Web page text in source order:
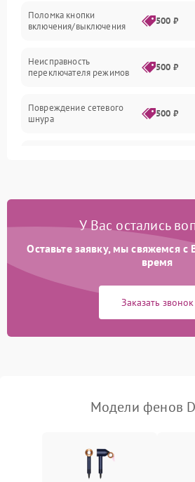
Поломка кнопки
включения/выключения
500 ₽
Неисправность
переключателя режимов
500 ₽
Повреждение сетевого
шнура
500 ₽
Неисправность системы
Повреждение проводов
500 ₽
Неисправность
500 ₽
Поломка системы
У Вас остались
Оставьте заявку, мы свяжемся
время
Заказать звонок
Модели фенов